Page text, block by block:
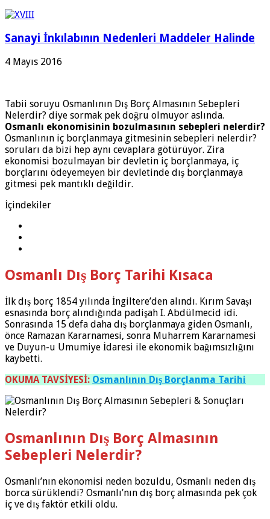
Sanayi İnkılabının Nedenleri Maddeler Halinde
4 Mayıs 2016
Tabii soruyu Osmanlının Dış Borç Almasının Sebepleri
Nelerdir? diye sormak pek doğru olmuyor aslında.
Osmanlı ekonomisinin bozulmasının sebepleri nelerdir?
Osmanlının iç borçlanmaya gitmesinin sebepleri nelerdir?
soruları da bizi hep aynı cevaplara götürüyor. Zira
ekonomisi bozulmayan bir devletin iç borçlanmaya, iç
borçlarını ödeyemeyen bir devletinde dış borçlanmaya
gitmesi pek mantıklı değildir.
İçindekiler
Osmanlı Dış Borç Tarihi Kısaca
İlk dış borç 1854 yılında İngiltere’den alındı. Kırım Savaşı
esnasında borç alındığında padişah I. Abdülmecid idi.
Sonrasında 15 defa daha dış borçlanmaya giden Osmanlı,
önce Ramazan Kararnamesi, sonra Muharrem Kararnamesi
ve Duyun-u Umumiye İdaresi ile ekonomik bağımsızlığını
kaybetti.
OKUMA TAVSİYESİ: Osmanlının Dış Borçlanma Tarihi
Osmanlının Dış Borç Almasının
Sebepleri Nelerdir?
Osmanlı’nın ekonomisi neden bozuldu, Osmanlı neden dış
borca sürüklendi? Osmanlı’nın dış borç almasında pek çok
iç ve dış faktör etkili oldu.